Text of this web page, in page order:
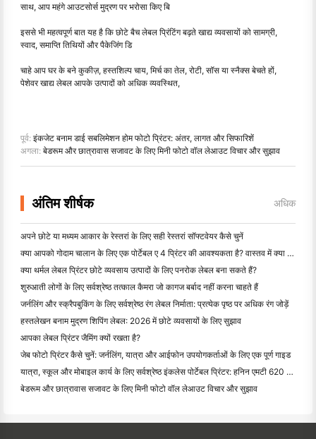
साथ, आप महंगे आउटसोर्स मुद्रण पर भरोसा किए बि
इससे भी महत्वपूर्ण बात यह है कि छोटे बैच लेबल प्रिंटिंग बढ़ते खाद्य व्यवसायों को सामग्री,
स्वाद, समाप्ति तिथियों और पैकेजिंग डि
चाहे आप घर के बने कुकीज़, हस्तशिल्प चाय, मिर्च का तेल, रोटी, सॉस या स्नैक्स बेचते हों,
पेशेवर खाद्य लेबल आपके उत्पादों को अधिक व्यवस्थित,
पूर्व: इंकजेट बनाम डाई सबलिमेशन होम फोटो प्रिंटर: अंतर, लागत और सिफारिशें
अगला: बेडरूम और छात्रावास सजावट के लिए मिनी फोटो वॉल लेआउट विचार और सुझाव
अंतिम शीर्षक अधिक
अपने छोटे या मध्यम आकार के रेस्तरां के लिए सही रेस्तरां सॉफ्टवेयर कैसे चुनें
क्या आपको गोदाम चालान के लिए एक पोर्टेबल ए 4 प्रिंटर की आवश्यकता है? वास्तव में क्या काम करता है
क्या थर्मल लेबल प्रिंटर छोटे व्यवसाय उत्पादों के लिए पनरोक लेबल बना सकते हैं?
शुरुआती लोगों के लिए सर्वश्रेष्ठ तत्काल कैमरा जो कागज बर्बाद नहीं करना चाहते हैं
जर्नलिंग और स्क्रैपबुकिंग के लिए सर्वश्रेष्ठ रंग लेबल निर्माता: प्रत्येक पृष्ठ पर अधिक रंग जोड़ें
हस्तलेखन बनाम मुद्रण शिपिंग लेबल: 2026 में छोटे व्यवसायों के लिए सुझाव
आपका लेबल प्रिंटर जैमिंग क्यों रखता है?
जेब फोटो प्रिंटर कैसे चुनें: जर्नलिंग, यात्रा और आईफोन उपयोगकर्ताओं के लिए एक पूर्ण गाइड
यात्रा, स्कूल और मोबाइल कार्य के लिए सर्वश्रेष्ठ इंकलेस पोर्टेबल प्रिंटर: हनिन एमटी 620 प्रो समीक्षा
बेडरूम और छात्रावास सजावट के लिए मिनी फोटो वॉल लेआउट विचार और सुझाव